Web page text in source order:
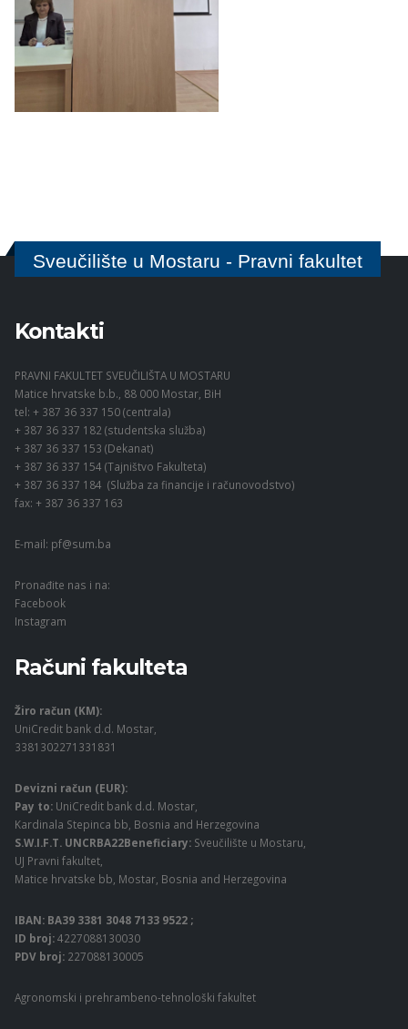
Sveučilište u Mostaru - Pravni fakultet
Kontakti
PRAVNI FAKULTET SVEUČILIŠTA U MOSTARU
Matice hrvatske b.b., 88 000 Mostar, BiH
tel: + 387 36 337 150 (centrala)
+ 387 36 337 182 (studentska služba)
+ 387 36 337 153 (Dekanat)
+ 387 36 337 154 (Tajništvo Fakulteta)
+ 387 36 337 184 (Služba za financije i računovodstvo)
fax: + 387 36 337 163
E-mail: pf@sum.ba
Pronađite nas i na:
Facebook
Instagram
Računi fakulteta
Žiro račun (KM):
UniCredit bank d.d. Mostar,
3381302271331831
Devizni račun (EUR):
Pay to: UniCredit bank d.d. Mostar,
Kardinala Stepinca bb, Bosnia and Herzegovina
S.W.I.F.T. UNCRBA22Beneficiary: Sveučilište u Mostaru,
UJ Pravni fakultet,
Matice hrvatske bb, Mostar, Bosnia and Herzegovina
IBAN: BA39 3381 3048 7133 9522 ;
ID broj:4227088130030
PDV broj: 227088130005
Agronomski i prehrambeno-tehnološki fakultet